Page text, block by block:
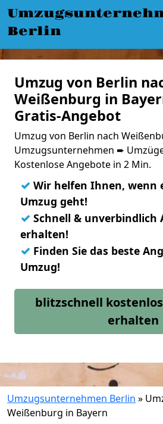
Berlin
Umzug von Berlin
Weißenburg in
Gratis-Angebot
Umzug von Berlin nach
Umzugsunternehmen ➨
Kostenlose Angebote in 2 Min.
✓ Wir helfen Ihnen, wenn
Umzug geht!
✓ Schnell & unverbindlich
erhalten!
✓ Finden Sie das beste
Umzug!
blitzschnell
erhalten
Umzugsunternehmen Berlin »
Weißenburg in Bayern